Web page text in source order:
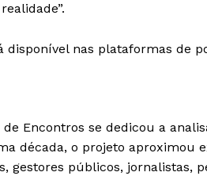
Week
PRO
disponível nas plataformas de
Encontros se dedicou a
década, o projeto aproximou
gestores públicos, jornalistas,